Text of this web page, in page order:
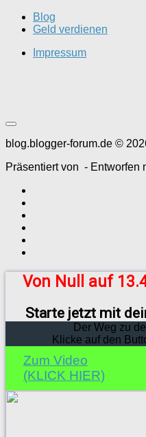
Blog
Geld verdienen
Impressum
blog.blogger-forum.de ©
Präsentiert von - Entworfen
Von Null auf
Starte jetzt mit
Der Weg zu
Klicke auf den
Zum Video
(KLICK HIER)